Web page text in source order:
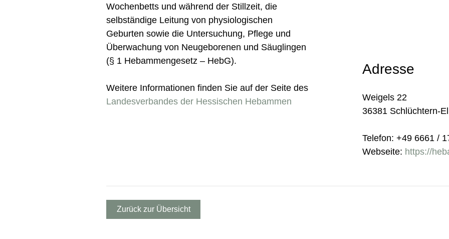
Wochenbetts und während der Stillzeit, die
selbständige Leitung von physiologischen
Geburten sowie die Untersuchung, Pflege und
Überwachung von Neugeborenen und Säuglingen
(§ 1 Hebammengesetz – HebG).
Weitere Informationen finden Sie auf der Seite des
Landesverbandes der Hessischen Hebammen
Adresse
Weigels 22
36381 Schlüchtern-
Telefon: +49 6661 /
Webseite: https://
Zurück zur Übersicht